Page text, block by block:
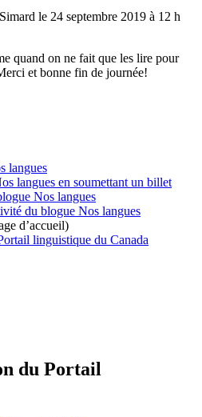
le 24 septembre 2019 à 12 h
quand on ne fait que les lire pour
et bonne fin de journée!
langues
langues en soumettant un billet
Nos langues
du blogue Nos langues
d’accueil)
linguistique du Canada
du Portail